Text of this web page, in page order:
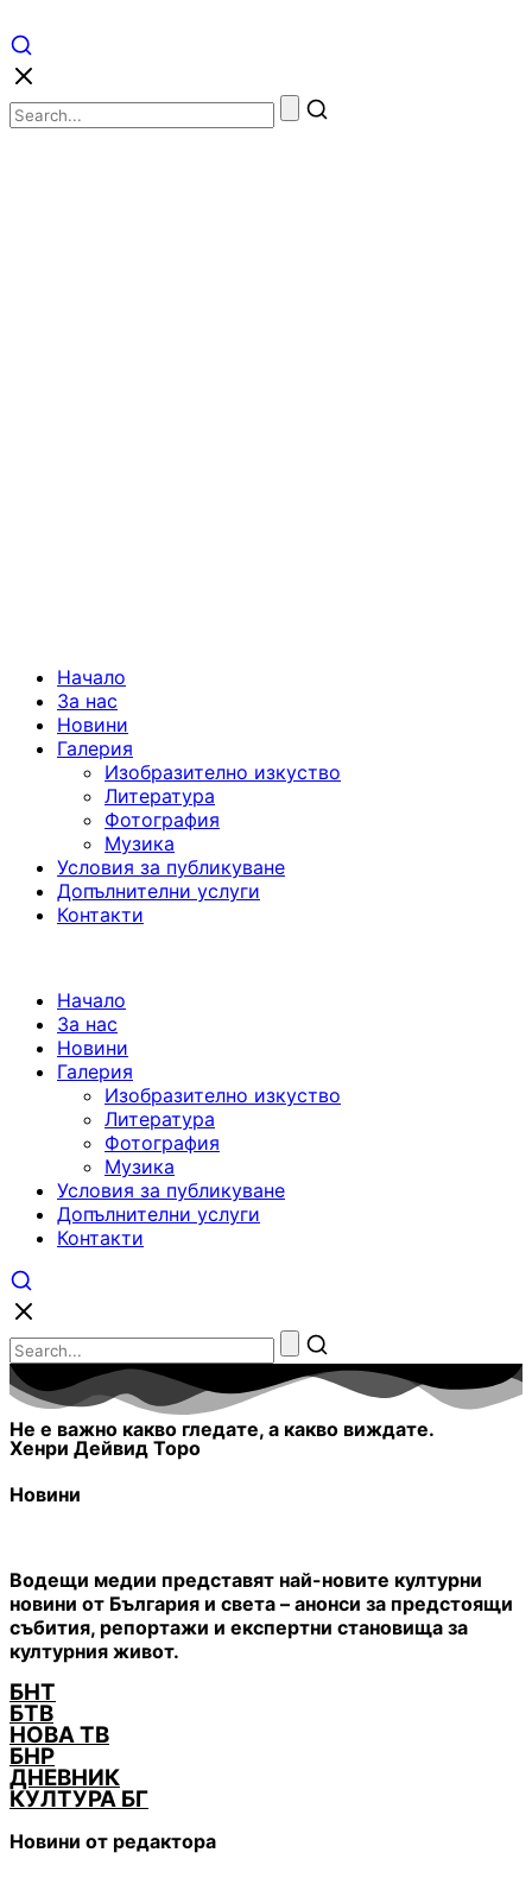
Начало
За нас
Новини
Галерия
Изобразително изкуство
Литература
Фотография
Музика
Условия за публикуване
Допълнителни услуги
Контакти
Начало
За нас
Новини
Галерия
Изобразително изкуство
Литература
Фотография
Музика
Условия за публикуване
Допълнителни услуги
Контакти
Не е важно какво гледате, а какво виждате.
Хенри Дейвид Торо
Новини
Водещи медии представят най-новите културни
новини от България и света – анонси за предстоящи
събития, репортажи и експертни становища за
културния живот.
БНТ
БТВ
НОВА ТВ
БНР
ДНЕВНИК
КУЛТУРА БГ
Новини от редактора